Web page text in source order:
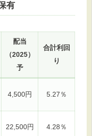
有
配当
（2025）
予
合計利回
り
4,500円 5.27％
22,500円 4.28％